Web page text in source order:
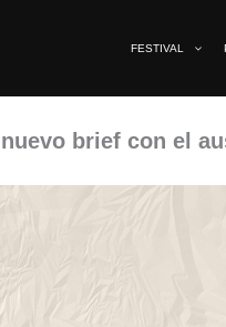
FESTIVAL
brief con el